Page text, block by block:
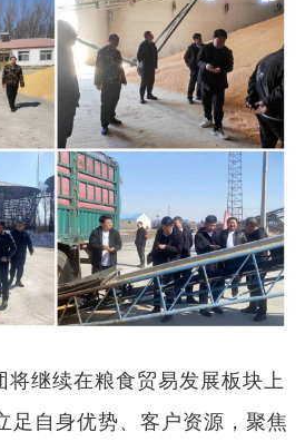
继续在粮食贸易发展板块上
足自身优势、客户资源，聚焦